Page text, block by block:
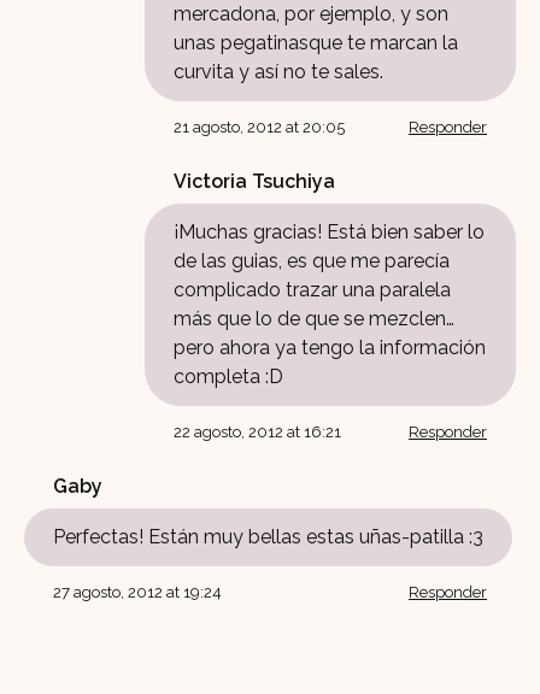
mercadona, por ejemplo, y son
unas pegatinasque te marcan la
curvita y así no te sales.
21 agosto, 2012 at 20:05 Responder
Victoria Tsuchiya
¡Muchas gracias! Está bien saber lo
de las guias, es que me parecía
complicado trazar una paralela
más que lo de que se mezclen…
pero ahora ya tengo la información
completa :D
22 agosto, 2012 at 16:21 Responder
Gaby
Perfectas! Están muy bellas estas uñas-patilla :3
27 agosto, 2012 at 19:24 Responder